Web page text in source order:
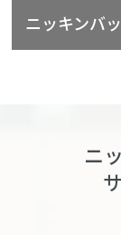
ニッキンバ
ニ